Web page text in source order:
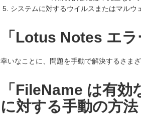
システムに対するウイルスまたはマルウ
「Lotus Notes エ
幸いなことに、問題を手動で解決するさま
「FileName は有
に対する手動の方法